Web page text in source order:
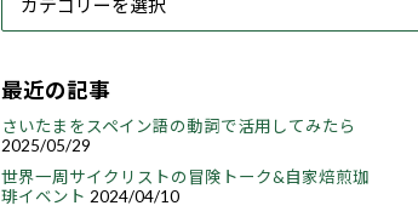
最近の記事
さいたまをスペイン語の動詞で活用してみたら
2025/05/29
世界一周サイクリストの冒険トーク&自家焙煎珈
琲イベント 2024/04/10